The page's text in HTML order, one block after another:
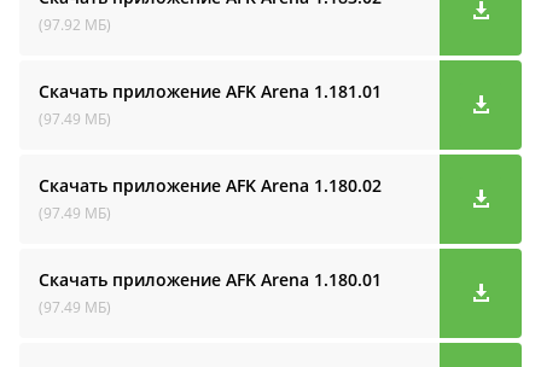
(97.92 МБ)
Скачать приложение AFK Arena 1.181.01
(97.49 МБ)
Скачать приложение AFK Arena 1.180.02
(97.49 МБ)
Скачать приложение AFK Arena 1.180.01
(97.49 МБ)